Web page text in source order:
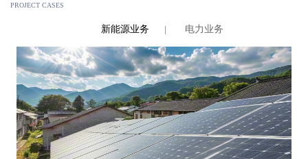
新能源业务 电力业务
PROJECT CASES